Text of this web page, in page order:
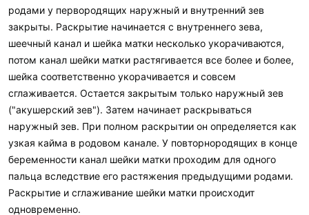
родами у первородящих наружный и внутренний зев
закрыты. Раскрытие начинается с внутреннего зева,
шеечный канал и шейка матки несколько укорачиваются,
потом канал шейки матки растягивается все более и более,
шейка соответственно укорачивается и совсем
сглаживается. Остается закрытым только наружный зев
("акушерский зев"). Затем начинает раскрываться
наружный зев. При полном раскрытии он определяется как
узкая кайма в родовом канале. У повторнородящих в конце
беременности канал шейки матки проходим для одного
пальца вследствие его растяжения предыдущими родами.
Раскрытие и сглаживание шейки матки происходит
одновременно.